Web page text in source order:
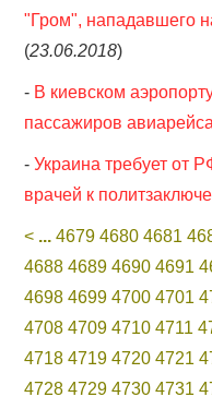
"Гром", нападавшего
(23.06.2018)
- В киевском
пассажиров
-Украина требует от
врачей к
< ... 4679 4680 4681
4688 4689 4690 4691
4698 4699 4700 4701
4708 4709 4710 4711
4718 4719 4720 4721
4728 4729 4730 4731